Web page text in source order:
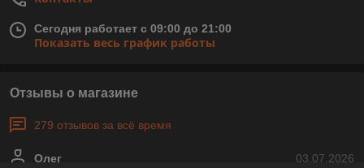
Сегодня работает с 09:00 до 21:00
Показать весь график работы
Отзывы о магазине
279 отзывов за всё время
03.07.2026
Олег